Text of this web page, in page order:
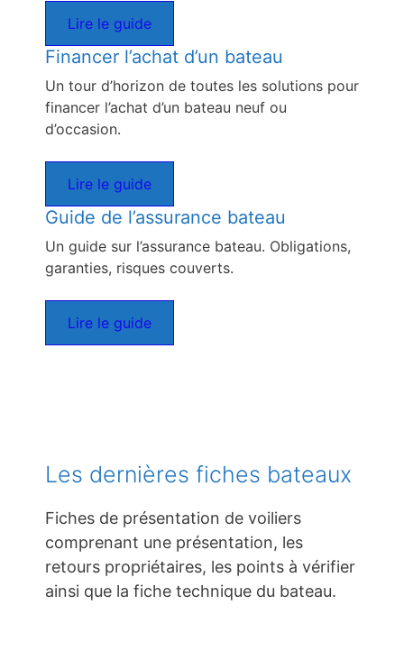
Lire le guide
Financer l’achat d’un bateau
Un tour d’horizon de toutes les solutions pour
financer l’achat d’un bateau neuf ou
d’occasion.
Lire le guide
Guide de l’assurance bateau
Un guide sur l’assurance bateau. Obligations,
garanties, risques couverts.
Lire le guide
Les dernières fiches bateaux
Fiches de présentation de voiliers
comprenant une présentation, les
retours propriétaires, les points à vérifier
ainsi que la fiche technique du bateau.